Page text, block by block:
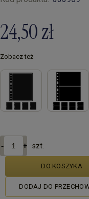
24,50 zł
Zobacz też
szt.
DO KOSZYKA
DODAJ DO